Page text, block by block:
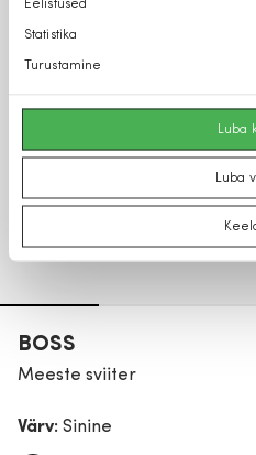
Eelistused
Statistika
Turustamine
Luba
Luba
BOSS
Meeste sviiter
Värv: Sinine